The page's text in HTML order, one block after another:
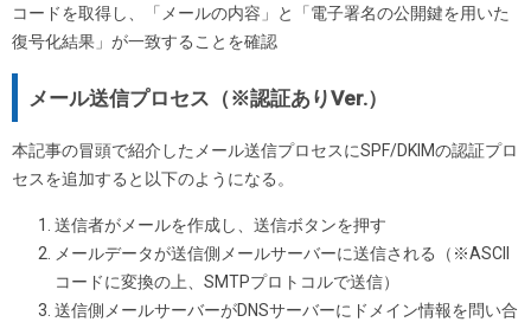
コードを取得し、「メールの内容」と「電子署名の公開鍵を用いた
復号化結果」が一致することを確認
メール送信プロセス（※認証ありVer.）
本記事の冒頭で紹介したメール送信プロセスにSPF/DKIMの認証プロ
セスを追加すると以下のようになる。
送信者がメールを作成し、送信ボタンを押す
メールデータが送信側メールサーバーに送信される（※ASCII
コードに変換の上、SMTPプロトコルで送信）
送信側メールサーバーがDNSサーバーにドメイン情報を問い合